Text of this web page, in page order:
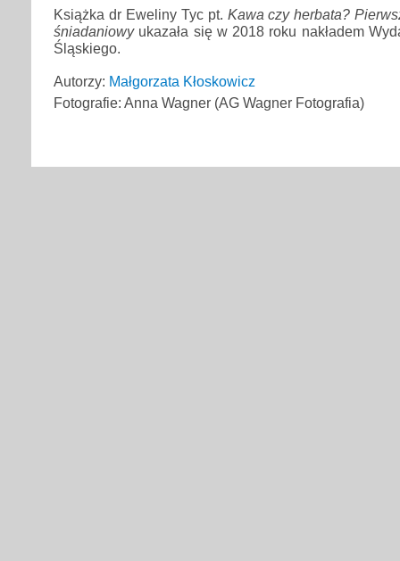
Książka dr Eweliny Tyc pt. Kawa czy herbata?
śniadaniowyukazała się w 2018 roku nakładem
Śląskiego.
Autorzy: Małgorzata Kłoskowicz
Fotografie: Anna Wagner (AG Wagner Fotografia)